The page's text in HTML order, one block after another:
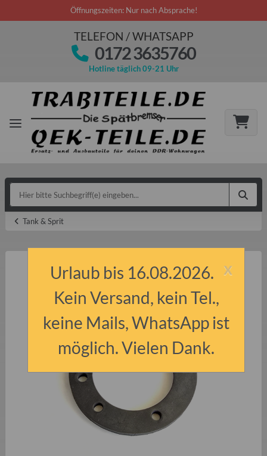
Öffnungszeiten: Nur nach Absprache!
TELEFON / WHATSAPP
0172 3635760
Hotline täglich 09-21 Uhr
Tank & Sprit
x
Urlaub bis 16.08.2026.
Kein Versand, kein Tel.,
keine Mails, WhatsApp ist
möglich. Vielen Dank.